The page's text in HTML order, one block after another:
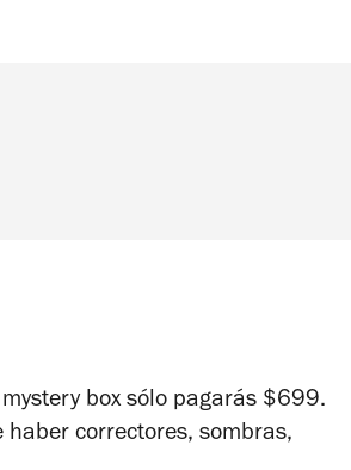
box sólo pagarás $699.
correctores, sombras,